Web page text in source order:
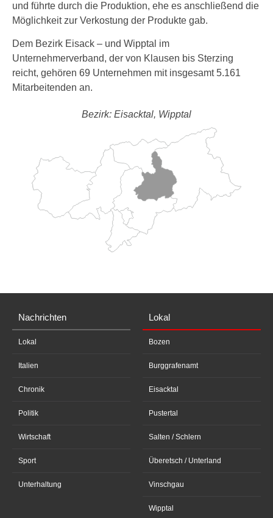
und führte durch die Produktion, ehe es anschließend die
Möglichkeit zur Verkostung der Produkte gab.
Dem Bezirk Eisack – und Wipptal im
Unternehmerverband, der von Klausen bis Sterzing
reicht, gehören 69 Unternehmen mit insgesamt 5.161
Mitarbeitenden an.
Bezirk: Eisacktal, Wipptal
Nachrichten
Lokal
Italien
Chronik
Politik
Wirtschaft
Sport
Unterhaltung
Lokal
Bozen
Burggrafenamt
Eisacktal
Pustertal
Salten / Schlern
Überetsch / Unterland
Vinschgau
Wipptal